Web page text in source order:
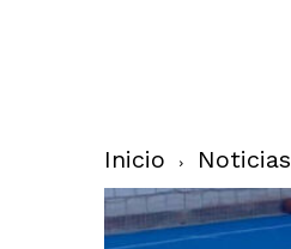
Inicio Noticias